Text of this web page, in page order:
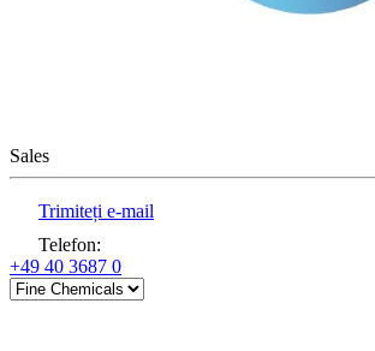
Sales
Trimiteți e-mail
Telefon:
+49 40 3687 0